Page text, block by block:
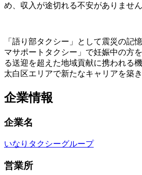
め、収入が途切れる不安がありません
「語り部タクシー」として震災の記
マサポートタクシー」で妊娠中の方
る送迎を超えた地域貢献に携われる
太白区エリアで新たなキャリアを築
企業情報
企業名
いなりタクシーグループ
営業所